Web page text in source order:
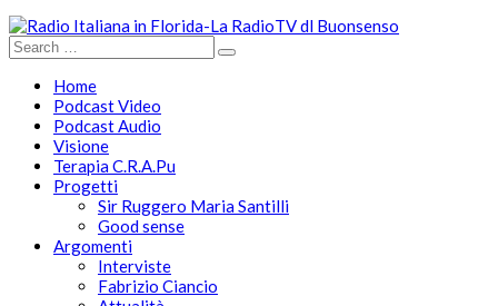
Home
Podcast Video
Podcast Audio
Visione
Terapia C.R.A.Pu
Progetti
Sir Ruggero Maria Santilli
Good sense
Argomenti
Interviste
Fabrizio Ciancio